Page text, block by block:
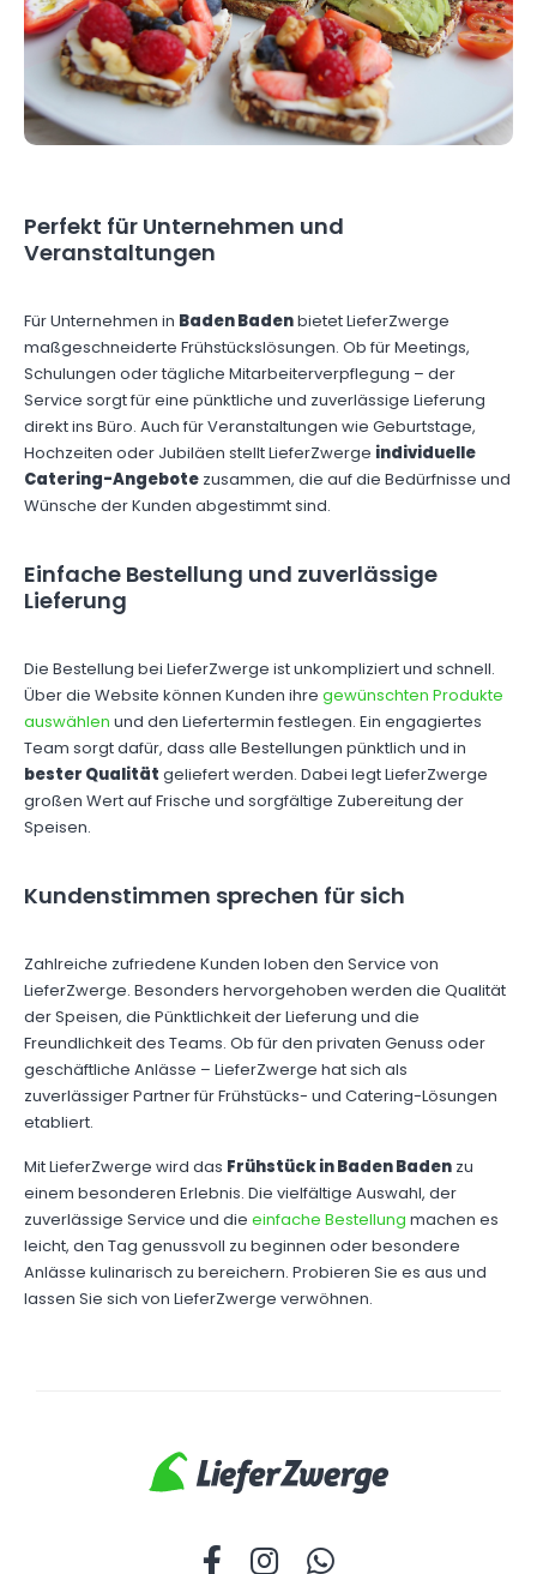
Perfekt für Unternehmen und
Veranstaltungen
Für Unternehmen in Baden Badenbietet LieferZwerge
maßgeschneiderte Frühstückslösungen. Ob für Meetings,
Schulungen oder tägliche Mitarbeiterverpflegung – der
Service sorgt für eine pünktliche und zuverlässige Lieferung
direkt ins Büro. Auch für Veranstaltungen wie Geburtstage,
Hochzeiten oder Jubiläen stellt LieferZwerge individuelle
Catering-Angebote zusammen, die auf die Bedürfnisse und
Wünsche der Kunden abgestimmt sind.
Einfache Bestellung und zuverlässige
Lieferung
Die Bestellung bei LieferZwerge ist unkompliziert und schnell.
Über die Website können Kunden ihre gewünschten Produkte
auswählen und den Liefertermin festlegen. Ein engagiertes
Team sorgt dafür, dass alle Bestellungen pünktlich und in
bester Qualität geliefert werden. Dabei legt LieferZwerge
großen Wert auf Frische und sorgfältige Zubereitung der
Speisen.
Kundenstimmen sprechen für sich
Zahlreiche zufriedene Kunden loben den Service von
LieferZwerge. Besonders hervorgehoben werden die Qualität
der Speisen, die Pünktlichkeit der Lieferung und die
Freundlichkeit des Teams. Ob für den privaten Genuss oder
geschäftliche Anlässe – LieferZwerge hat sich als
zuverlässiger Partner für Frühstücks- und Catering-Lösungen
etabliert.
Mit LieferZwerge wird das Frühstück in Baden Baden zu
einem besonderen Erlebnis. Die vielfältige Auswahl, der
zuverlässige Service und die einfache Bestellung machen es
leicht, den Tag genussvoll zu beginnen oder besondere
Anlässe kulinarisch zu bereichern. Probieren Sie es aus und
lassen Sie sich von LieferZwerge verwöhnen.